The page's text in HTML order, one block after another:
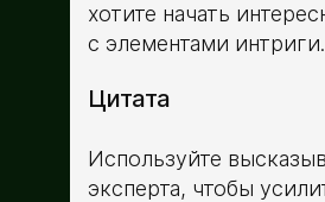
хотите начать
с элементами интриги.
Цитата
Используйте
эксперта, чтобы